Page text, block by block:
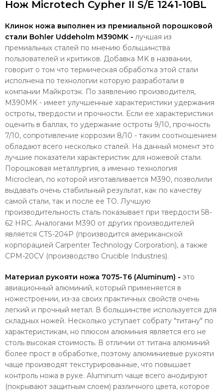
Нож Microtech Cypher II S/E 1241-10BL
Клинок ножа выполнен из премиальной порошковой
стали Bohler Uddeholm M390MK - лучшая из
премиальных сталей по мнению большинства
пользователей и критиков. Добавка MK в названии,
говорит о том что термическая обработка этой стали
исполнена по технологии которую разработали в
компании Майкротэк. По заявлению производителя,
M390MK - имеет улучшенные характеристики удержания
остроты, твердости и прочности. Если ее характеристики
оценить в баллах, то удержание остроты 9/10, прочность
7/10, сопротивление коррозии 8/10 - таким соотношением
обладают всего несколько сталей. На данный момент это
лучшие показатели характеристик для ножевой стали.
Порошковая металлургия, а именно технология
Microclean, по которой изготавливается M390, позволили
выдавать очень стабильный результат, как по качеству
самой стали, так и после ее ТО. Лучшую
производительность сталь показывает при твердости 58-
62 HRC. Аналогами M390 от других производителей
является CTS-204P (производится американской
корпорацией Carpenter Technology Corporation), а также
CPM-20CV (производство Crucible Industries).
Материал рукояти ножа 7075-T6 (Aluminum) - это
авиационный алюминий, который применяется в
ножестроении, из-за своих практичных свойств очень
легкий и прочный метал. В большинстве используется для
складных ножей. Несколько уступает собрату "титану" по
характеристикам, но плюсом алюминия является его не
столь высокая стоимость. В отличии от титана алюминий
более прост в обработке, поэтому алюминиевые рукояти
чаще производят текстурированные, что повышает
контроль ножа в руке. Aluminum чаще всего анодируют
(покрывают защитным слоем) различного цвета, которое